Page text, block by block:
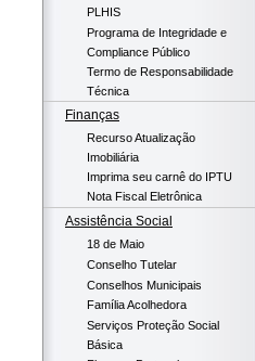
PLHIS
Programa de Integridade e
Compliance Público
Termo de Responsabilidade
Técnica
Finanças
Recurso Atualização
Imobiliária
Imprima seu carnê do IPTU
Nota Fiscal Eletrônica
Assistência Social
18 de Maio
Conselho Tutelar
Conselhos Municipais
Família Acolhedora
Serviços Proteção Social
Básica